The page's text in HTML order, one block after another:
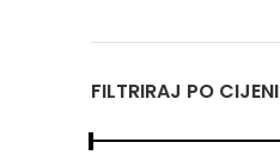
FILTRIRAJ PO CIJENI